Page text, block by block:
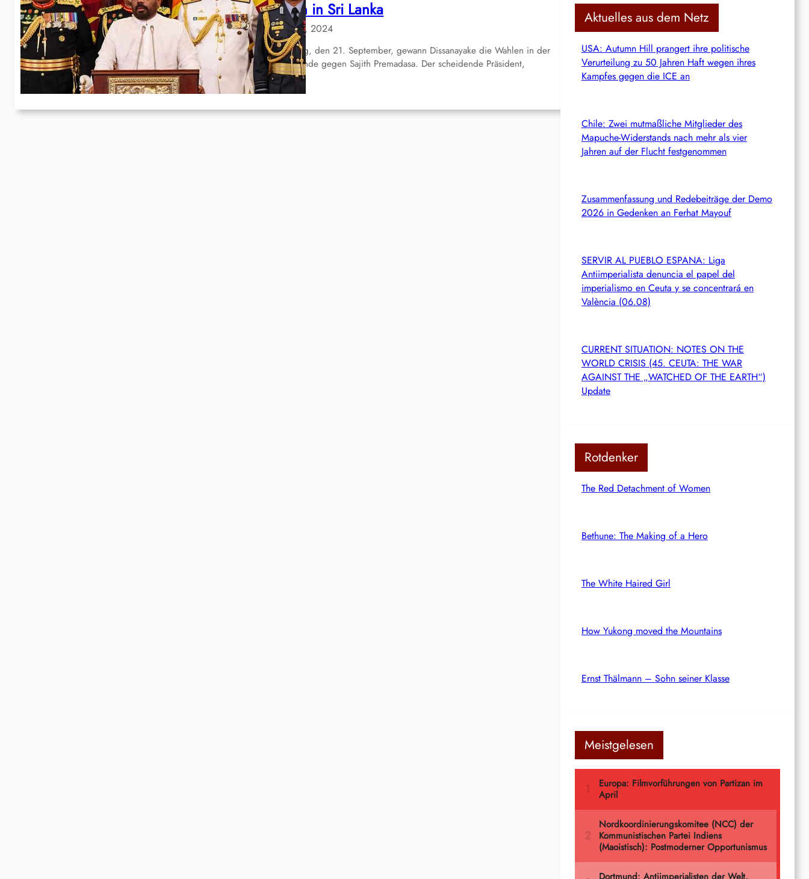
Wahlen in Sri Lanka
Okt. 13, 2024
Am Samstag, den 21. September, gewann Dissanayake die Wahlen in der
zweiten Runde gegen Sajith Premadasa. Der scheidende Präsident,
Ranil…
c
Aktuelles aus dem Netz
USA: Autumn Hill prangert ihre politische
Verurteilung zu 50 Jahren Haft wegen ihres
Kampfes gegen die ICE an
Chile: Zwei mutmaßliche Mitglieder des
Mapuche-Widerstands nach mehr als vier
Jahren auf der Flucht festgenommen
Zusammenfassung und Redebeiträge der Demo
2026 in Gedenken an Ferhat Mayouf
SERVIR AL PUEBLO ESPANA: Liga
Antiimperialista denuncia el papel del
imperialismo en Ceuta y se concentrará en
València (06.08)
CURRENT SITUATION: NOTES ON THE
WORLD CRISIS (45. CEUTA: THE WAR
AGAINST THE „WATCHED OF THE EARTH“)
Update
Rotdenker
The Red Detachment of Women
Bethune: The Making of a Hero
The White Haired Girl
How Yukong moved the Mountains
Ernst Thälmann – Sohn seiner Klasse
Meistgelesen